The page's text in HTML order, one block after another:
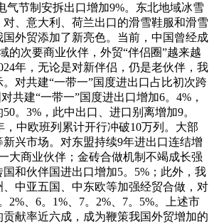
气节制安拆出口增加9%。东北地域冰雪
、意大利、荷兰出口的滑雪鞋服和滑雪
外贸添加了新亮色。当前，中国曾经成
的次要商业伙伴，外贸“伴侣圈”越来越
年，无论是对新伴侣，仍是老伙伴，我
对共建“一带一”国度进出口占比初次跨
共建“一带一”国度进出口增加6。4%，
。3%，此中出口、进口别离增加9。
，中欧班列累计开行冲破10万列。大部
兴市场。对东盟持续9年进出口连结增
大商业伙伴；金砖合做机制不竭成长强
和伙伴国进出口增加5。5%；此外，我
、中亚五国、中东欧等加强经贸合做，对
2%、6。1%、7。2%、7。5%。上述市
献率近六成，成为鞭策我国外贸增加的